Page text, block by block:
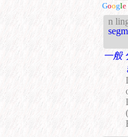
Google
n
一般